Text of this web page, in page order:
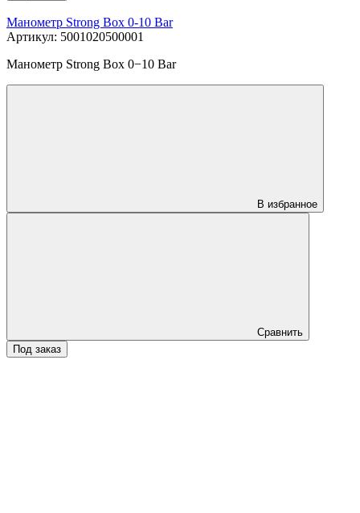
Манометр Strong Box 0-10 Bar
Артикул: 5001020500001
Манометр Strong Box 0−10 Bar
В избранное
Сравнить
Под заказ